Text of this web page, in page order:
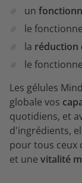
un
le
la réduction
le
Les gélules
globale vos
quotidiens, et
d'ingrédients,
pour tous ceux
et une vitalité